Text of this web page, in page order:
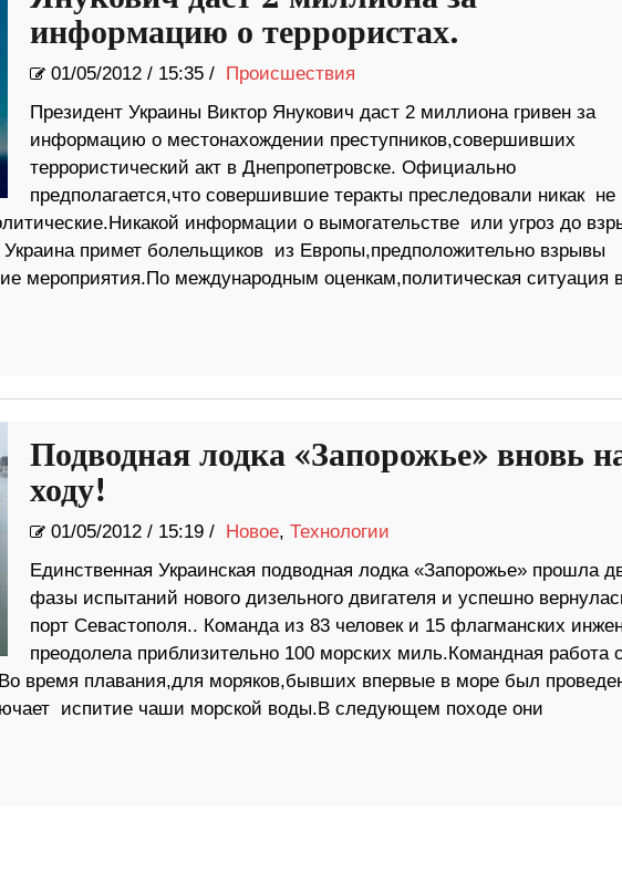
информацию о террористах.
01/05/2012/ 15:35 / Происшествия
Президент Украины Виктор Янукович даст 2 миллиона гривен за
информацию о местонахождении преступников,совершивших
террористический акт в Днепропетровске. Официально
предполагается,что совершившие теракты преследовали никак не
информации о вымогательстве или угроз до
примет болельщиков из Европы,предположительно взрывы
мероприятия.По международным оценкам,политическая ситуация
Подводная лодка «Запорожье» вновь
ходу!
01/05/2012/ 15:19 / Новое, Технологии
Единственная Украинская подводная лодка «Запорожье» прошла
фазы испытаний нового дизельного двигателя и успешно
порт Севастополя.. Команда из 83 человек и 15 флагманских
преодолела приблизительно 100 морских миль.Командная работа
время плавания,для моряков,бывших впервые в море был
испитие чаши морской воды.В следующем походе они